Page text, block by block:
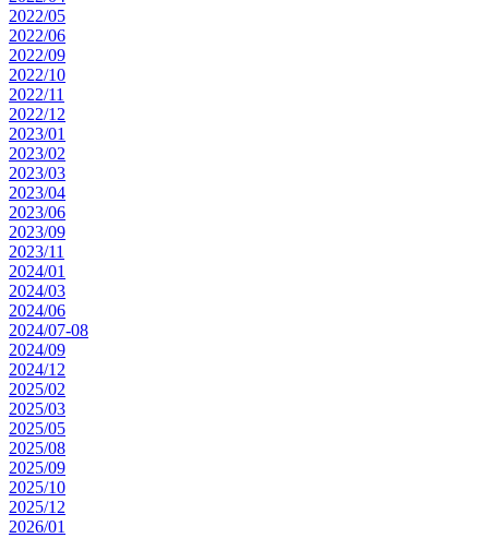
2022/05
2022/06
2022/09
2022/10
2022/11
2022/12
2023/01
2023/02
2023/03
2023/04
2023/06
2023/09
2023/11
2024/01
2024/03
2024/06
2024/07-08
2024/09
2024/12
2025/02
2025/03
2025/05
2025/08
2025/09
2025/10
2025/12
2026/01